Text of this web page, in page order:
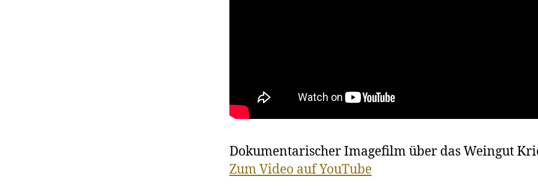
Dokumentarischer Imagefilm über das Weingut
Zum Video auf YouTube